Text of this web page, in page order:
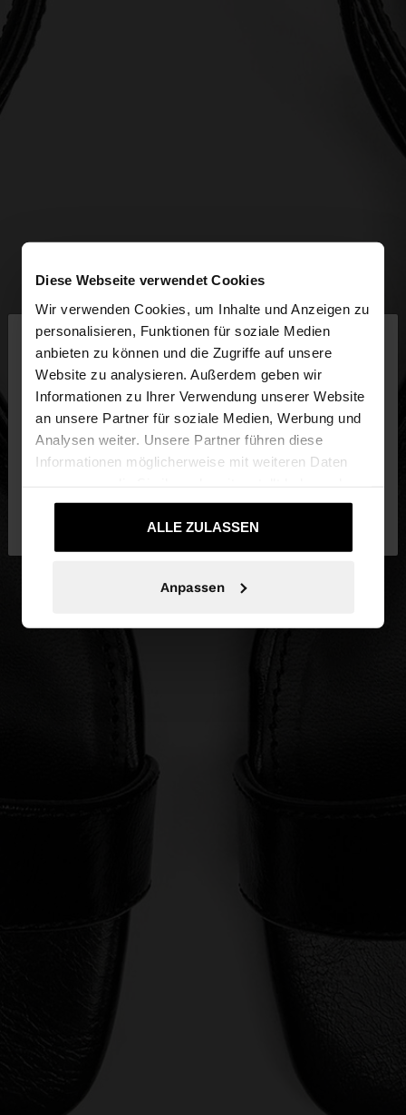
Diese Webseite verwendet Cookies
Wir verwenden Cookies, um Inhalte und Anzeigen zu
personalisieren, Funktionen für soziale Medien
anbieten zu können und die Zugriffe auf unsere
Website zu analysieren. Außerdem geben wir
Informationen zu Ihrer Verwendung unserer Website
an unsere Partner für soziale Medien, Werbung und
Analysen weiter. Unsere Partner führen diese
Informationen möglicherweise mit weiteren Daten
die sie im Rahmen Ihrer Nutzung der Dienste
gesammelt haben.ALLE ZULASSEN
Anpassen
hallo
Sie greifen von Luxembourg auf die Website zu.
Möchten Sie unsere United States Website
Luxembourg
Ja, bringen Sie mich
zu United States